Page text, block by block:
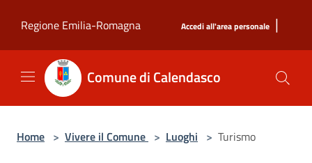
Regione Emilia-Romagna
Accedi all'area personale |
Comune di Calendasco
Home > Vivere il Comune > Luoghi > Turismo